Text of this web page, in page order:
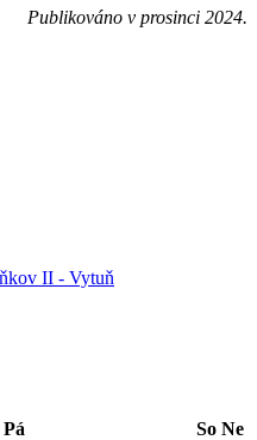
Publikováno v prosinci 2024.
II - Vytuň
Pá So Ne